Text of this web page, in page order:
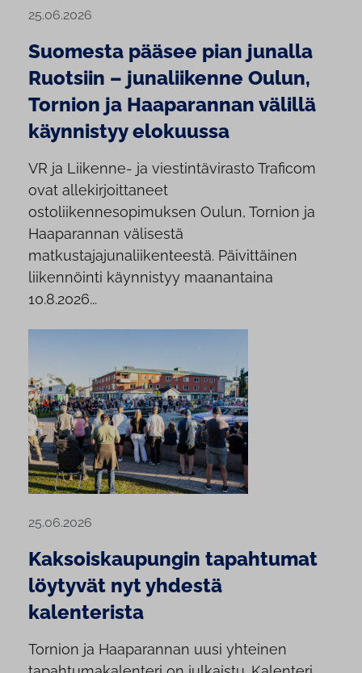
25.06.2026
Suomesta pääsee pian junalla
Ruotsiin – junaliikenne Oulun,
Tornion ja Haaparannan välillä
käynnistyy elokuussa
VR ja Liikenne- ja viestintävirasto Traficom
ovat allekirjoittaneet
ostoliikennesopimuksen Oulun, Tornion ja
Haaparannan välisestä
matkustajajunaliikenteestä. Päivittäinen
liikennöinti käynnistyy maanantaina
10.8.2026...
25.06.2026
Kaksoiskaupungin tapahtumat
löytyvät nyt yhdestä
kalenterista
Tornion ja Haaparannan uusi yhteinen